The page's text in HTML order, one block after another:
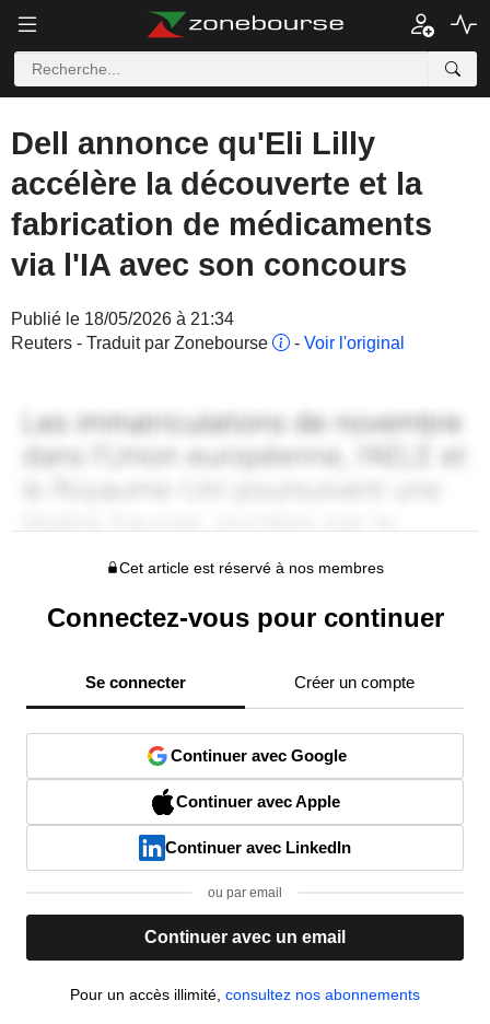
Dell annonce qu'Eli Lilly
accélère la découverte et la
fabrication de médicaments
via l'IA avec son concours
Publié le 18/05/2026 à 21:34
Reuters - Traduit par Zonebourse
- Voir l'original
Cet article est réservé à nos membres
Connectez-vous pour continuer
Se connecter Créer un compte
Continuer avec Google
Continuer avec Apple
Continuer avec LinkedIn
ou par email
Continuer avec un email
Pour un accès illimité, consultez nos abonnements